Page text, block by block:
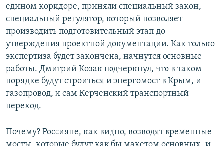
едином коридоре, приняли специальный закон,
специальный регулятор, который позволяет
производить подготовительный этап до
утверждения проектной документации. Как только
экспертиза будет закончена, начнутся основные
работы. Дмитрий Козак подчеркнул, что в таком
порядке будут строиться и энергомост в Крым, и
газопровод, и сам Керченский транспортный
переход.
Почему? Россияне, как видно, возводят временные